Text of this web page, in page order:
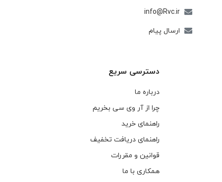
info@Rvc.ir
ارسال پیام
دسترسی سریع
درباره ما
چرا از آر وی سی بخریم
راهنمای خرید
راهنمای دریافت تخفیف
قوانین و مقررات
همکاری با ما